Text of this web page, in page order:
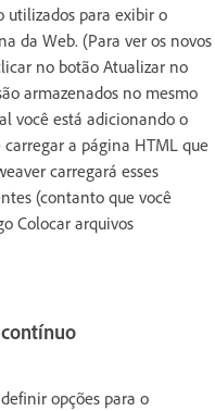
utilizados para exibir o
da Web. (Para ver os novos
no botão Atualizar no
armazenados no mesmo
você está adicionando o
a página HTML que
carregará esses
(contanto que você
Colocar arquivos
opções para o